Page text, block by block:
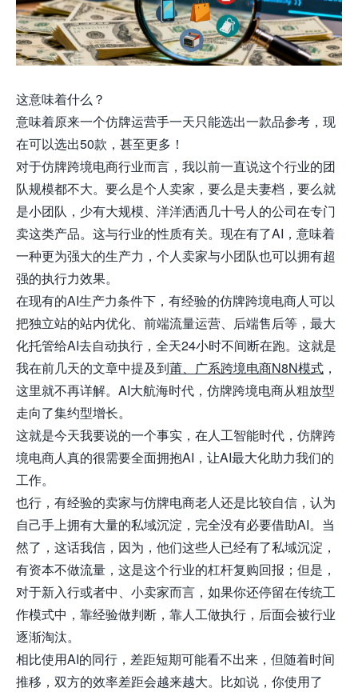
这意味着什么？
意味着原来一个仿牌运营手一天只能选出一款品参考，现
在可以选出50款，甚至更多！
对于仿牌跨境电商行业而言，我以前一直说这个行业的团
队规模都不大。要么是个人卖家，要么是夫妻档，要么就
是小团队，少有大规模、洋洋洒洒几十号人的公司在专门
卖这类产品。这与行业的性质有关。现在有了AI，意味着
一种更为强大的生产力，个人卖家与小团队也可以拥有超
强的执行力效果。
在现有的AI生产力条件下，有经验的仿牌跨境电商人可以
把独立站的站内优化、前端流量运营、后端售后等，最大
化托管给AI去自动执行，全天24小时不间断在跑。这就是
我在前几天的文章中提及到莆、广系跨境电商N8N模式 ，
这里就不再详解。AI大航海时代，仿牌跨境电商从粗放型
走向了集约型增长。
这就是今天我要说的一个事实，在人工智能时代，仿牌跨
境电商人真的很需要全面拥抱AI，让AI最大化助力我们的
工作。
也行，有经验的卖家与仿牌电商老人还是比较自信，认为
自己手上拥有大量的私域沉淀，完全没有必要借助AI。当
然了，这话我信，因为，他们这些人已经有了私域沉淀，
有资本不做流量，这是这个行业的杠杆复购回报；但是，
对于新入行或者中、小卖家而言，如果你还停留在传统工
作模式中，靠经验做判断，靠人工做执行，后面会被行业
逐渐淘汰。
相比使用AI的同行，差距短期可能看不出来，但随着时间
推移，双方的效率差距会越来越大。比如说，你使用了